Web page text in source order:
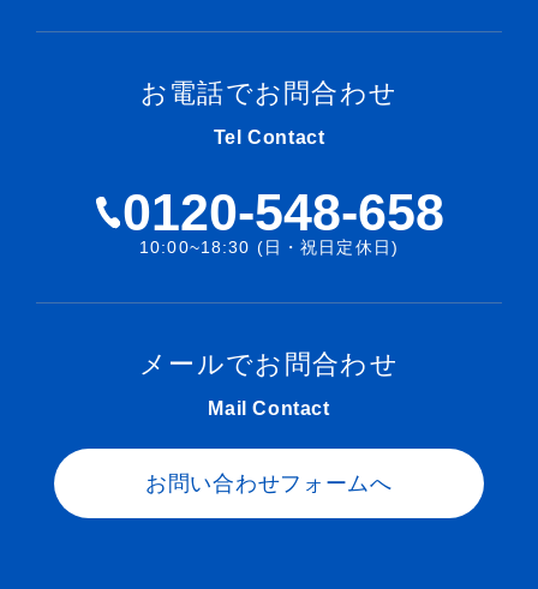
お電話でお問合わせ
Tel Contact
0120-548-658
10:00~18:30 (日・祝日定休日)
メールでお問合わせ
Mail Contact
お問い合わせフォームへ